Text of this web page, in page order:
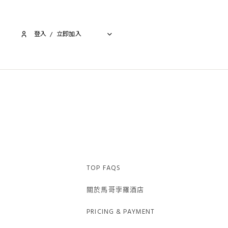
登入 / 立即加入​
TOP FAQS
關於馬哥孛羅酒店
PRICING & PAYMENT